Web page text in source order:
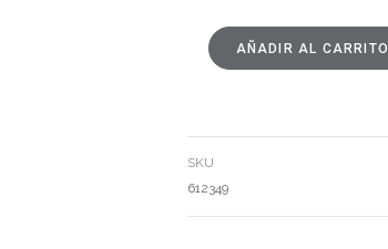
MESA
AÑADIR AL CARRITO
SKU
612349